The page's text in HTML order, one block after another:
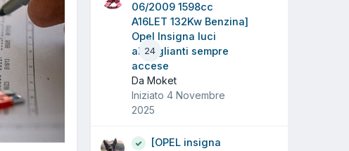
24
06/2009 1598cc
A16LET 132Kw Benzina]
Opel Insigna luci
abbaglianti sempre
accese
Da Moket
Iniziato 4 Novembre
2025
[OPEL insigna